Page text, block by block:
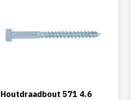
Houtdraadbout 571 4.6